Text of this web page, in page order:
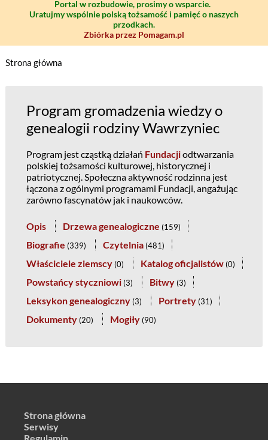
Portal w rozbudowie, prosimy o wsparcie.
Uratujmy wspólnie polską tożsamość i pamięć o naszych
przodkach.
Zbiórka przez Pomagam.pl
Strona główna
Program gromadzenia wiedzy o
genealogii rodziny Wawrzyniec
Program jest cząstką działań Fundacjiodtwarzania
polskiej tożsamości kulturowej, historycznej i
patriotycznej. Społeczna aktywność rodzinna jest
łączona z ogólnymi programami Fundacji, angażując
zarówno fascynatów jak i naukowców.
Opis Drzewa genealogiczne (159)
Biografie (339) Czytelnia (481)
Właściciele ziemscy (0) Katalog oficjalistów (0)
Powstańcy styczniowi (3) Bitwy (3)
Leksykon genealogiczny (3) Portrety (31)
Dokumenty (20) Mogiły (90)
Strona główna
Serwisy